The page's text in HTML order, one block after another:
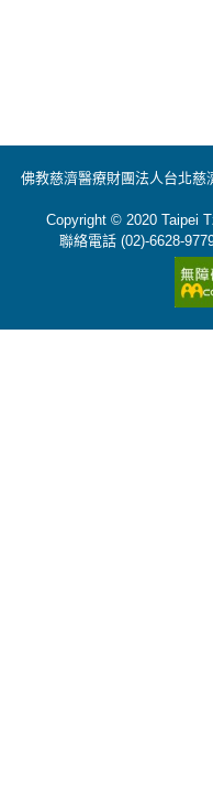
佛教慈濟醫療財團法人台北
Copyright © 2020 Taipei
聯絡電話 (02)-6628-